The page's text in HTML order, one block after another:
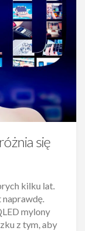
się
kilku lat.
naprawdę.
mylony
z tym, aby